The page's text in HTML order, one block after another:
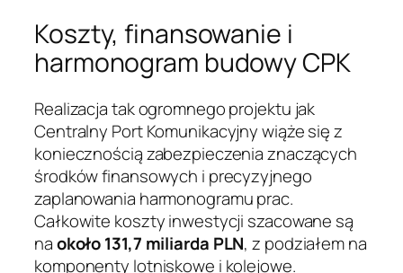
Koszty, finansowanie i
harmonogram budowy CPK
Realizacja tak ogromnego projektu jak
Centralny Port Komunikacyjny wiąże się z
koniecznością zabezpieczenia znaczących
środków finansowych i precyzyjnego
zaplanowania harmonogramu prac.
Całkowite koszty inwestycji szacowane są
naokoło 131,7 miliarda PLN, z podziałem na
komponenty lotniskowe i kolejowe.